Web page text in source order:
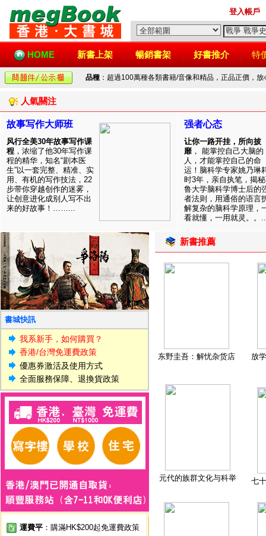
登入帳戶
HOME 新書上架 暢銷書架 好書推介 特
品種 ：超過100萬種各類書籍/音像和精品，正品正價，
人氣關注
故事写作大师班
风行全美30年故事写作课
程 ，浓缩了他30年写作课
程的精华，知名“剧本医
生”以一套完整、精准、实
用、有机的写作技法，22
步带你穿越创作的迷雾，
让创意进化成别人写不出
来的好故事！……...
强者心态
让你一路开挂，所向披
靡 ， 能掌控自己大脑的
人，才能掌控自己的命
运！脑科学专家姚乃琳
时3年，亲自执笔，揭
鲁大学脑科学博士后的
者法则，用通俗的语言
解复杂的脑科学原理，
看就懂，一用就灵。。
書城快訊
我系新手，如何購買？
香港/台灣免運費政策
優惠券激活及使用方式
全面服務保障、退換貨政策
運費平 ：購滿HK$200起免運費政策
新書推薦
东野圭吾：解忧杂货店 放
元代的族群文化与科举 七